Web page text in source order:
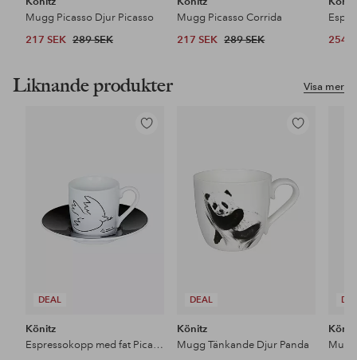
Mugg Picasso Djur Picasso
217 SEK 289 SEK
Mugg Picasso Corrida
217 SEK 289 SEK 254
Visa mer
Liknande produkter
DEAL
Lägg
Könitz
Espressokopp med fat Picasso 2-p
DEAL
Lägg
Könitz
Mugg Tänkande Djur Panda